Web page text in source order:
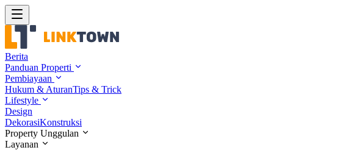
Berita
Panduan Properti
Pembiayaan
Hukum & AturanTips & Trick
Lifestyle
Design
DekorasiKonstruksi
Property Unggulan
Layanan